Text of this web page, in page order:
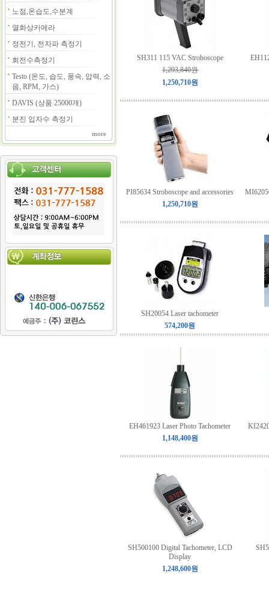
노점,온습도,수분계
열화상카메라
정전기, 전자파 측정기
회전수측정기
Testo (온도, 습도, 풍속, 압력, 소
음, RPM, 가스)
DAVIS (상품 25000개)
분진 입자수 측정기
more
SH311 115 VAC Stroboscope
1,293,840원
1,250,710원
PI85634 Stroboscope and accessories
1,250,710원
SH20054 Laser tachometer
574,200원
EH461923 Laser Photo Tachometer
1,148,400원
SH500100 Digital Tachometer, LCD
Display
1,248,600원